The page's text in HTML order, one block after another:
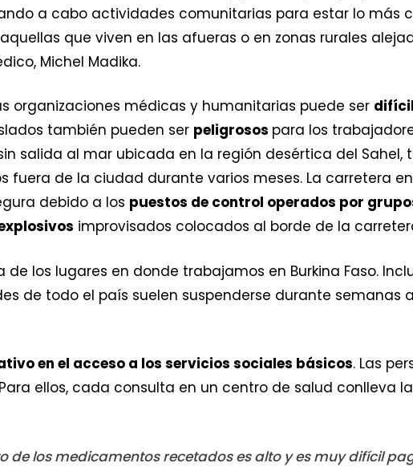
a cabo actividades comunitarias para estar lo más
que viven en las afueras o en zonas rurales
Michel Madika.
organizaciones médicas y humanitarias puede ser
también pueden ser peligrosos para los
salida al mar ubicada en la región desértica del Sahel,
fuera de la ciudad durante varios meses. La carretera
debido a los puestos de control operados por
improvisados colocados al borde de la
los lugares en donde trabajamos en Burkina Faso.
de todo el país suelen suspenderse durante semanas
en el acceso a los servicios sociales básicos. Las
ellos, cada consulta en un centro de salud conlleva
de los medicamentos recetados es alto y es muy difícil